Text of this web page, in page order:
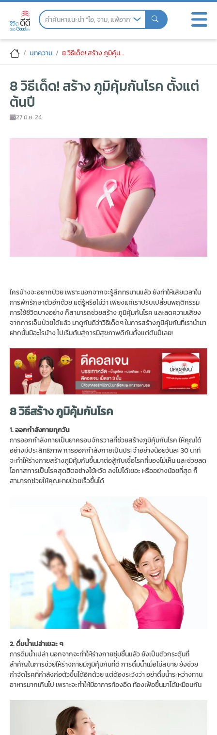
Skip
8 วิธีเด็ด! สร้าง ภูมิคุ้มกันโรค ตั้งแต่ต้นปี
บทความ 8 วิธีเด็ด! สร้าง ภูมิคุ้มกันโรค ตั้งแต่ต้นปี
8 วิธีเด็ด! สร้าง ภูมิคุ้มกันโรค ตั้งแต่
ต้นปี
27 มิ.ย. 24
ใครบ้างจะอยากป่วย เพราะนอกจากจะรู้สึกทรมานแล้ว ยังทำให้เสียเวลาใน
การพักรักษาตัวอีกด้วย แต่รู้หรือไม่ว่า เพียงแค่เราปรับเปลี่ยนพฤติกรรม
การใช้ชีวิตบางอย่าง ก็สามารถช่วยสร้าง ภูมิคุ้มกันโรค และลดความเสี่ยง
จากการเจ็บป่วยได้แล้ว มาดูกันดีว่าวิธีเด็ดๆ ในการสร้างภูมิคุ้มกันที่เรานำมา
ฝากนั้นมีอะไรบ้าง ไปเริ่มต้นสู่การมีสุขภาพดีกันตั้งแต่ต้นปีเลย!
8 วิธีสร้าง ภูมิคุ้มกันโรค
1. ออกกำลังกายทุกวัน
การออกกำลังกายเป็นยาครอบจักรวาลที่ช่วยสร้างภูมิคุ้มกันโรค ให้คุณได้
อย่างมีประสิทธิภาพ การออกกำลังกายเป็นประจำอย่างน้อยวันละ 30 นาที
จะทำให้ร่างกายสร้างภูมิคุ้มกันขึ้นมาต่อสู้กับเชื้อโรคที่มองไม่เห็น และช่วยลด
โอกาสการเป็นโรคสุดฮิตอย่างไข้หวัด ลงไปได้เยอะ หรืออย่างน้อยที่สุด ก็
สามารถช่วยให้คุณหายป่วยเร็วขึ้นได้
2. ดื่มน้ำเปล่าเยอะ ๆ
การดื่มน้ำเปล่า นอกจากจะทำให้ร่างกายชุ่มชื้นแล้ว ยังเป็นตัวกระตุ้นที่
สำคัญในการช่วยให้ร่างกายมีภูมิคุ้มกันที่ดี การดื่มน้ำเมื่อไม่สบาย ยังช่วย
กำจัดโรคที่กำลังก่อตัวขึ้นได้อีกด้วย แต่ต้องระวังว่า อย่าดื่มน้ำระหว่างทาน
อาหารมากเกินไป เพราะจะทำให้มีอาการท้องอืด ท้องเฟ้อขึ้นมาได้เหมือนกัน